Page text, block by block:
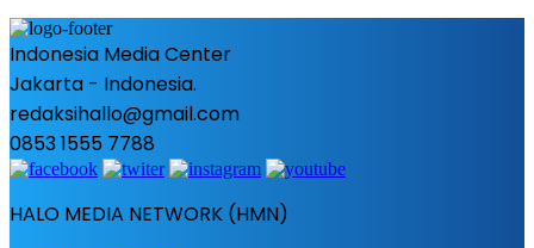
Indonesia Media Center
Jakarta - Indonesia.
redaksihallo@gmail.com
0853 1555 7788
HALO MEDIA NETWORK (HMN)